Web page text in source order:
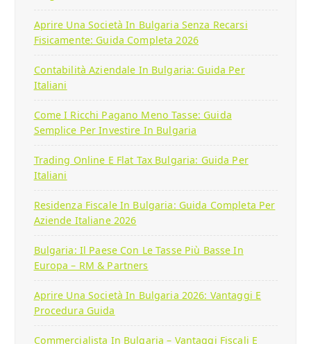
Aprire Una Società In Bulgaria Senza Recarsi
Fisicamente: Guida Completa 2026
Contabilità Aziendale In Bulgaria: Guida Per
Italiani
Come I Ricchi Pagano Meno Tasse: Guida
Semplice Per Investire In Bulgaria
Trading Online E Flat Tax Bulgaria: Guida Per
Italiani
Residenza Fiscale In Bulgaria: Guida Completa Per
Aziende Italiane 2026
Bulgaria: Il Paese Con Le Tasse Più Basse In
Europa – RM & Partners
Aprire Una Società In Bulgaria 2026: Vantaggi E
Procedura Guida
Commercialista In Bulgaria – Vantaggi Fiscali E